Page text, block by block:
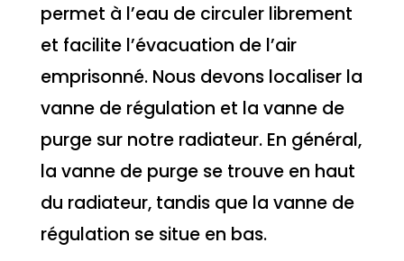
permet à l’eau de circuler librement
et facilite l’évacuation de l’air
emprisonné. Nous devons localiser la
vanne de régulation et la vanne de
purge sur notre radiateur. En général,
la vanne de purge se trouve en haut
du radiateur, tandis que la vanne de
régulation se situe en bas.